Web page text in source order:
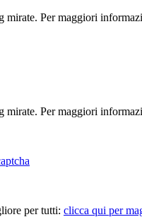
Per maggiori
Per maggiori
per tutti: clicca qui per